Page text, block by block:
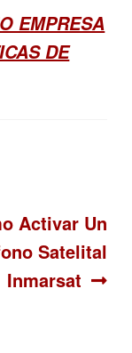
EMPRESA
DE
Activar Un
Satelital
Inmarsat